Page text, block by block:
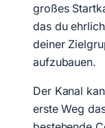
großes
das du
deiner
aufzubauen.
Der Kanal
erste Weg